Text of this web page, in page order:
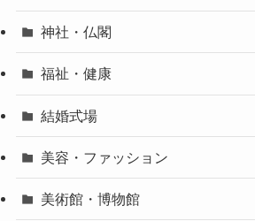
神社・仏閣
福祉・健康
結婚式場
美容・ファッション
美術館・博物館